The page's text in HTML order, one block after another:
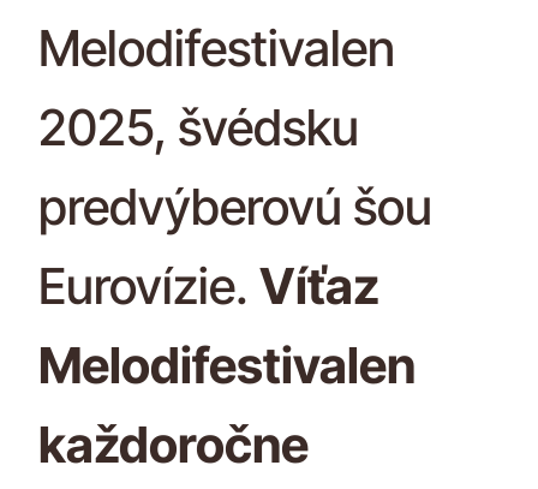
Melodifestivalen
2025, švédsku
predvýberovú šou
Eurovízie. Víťaz
Melodifestivalen
každoročne